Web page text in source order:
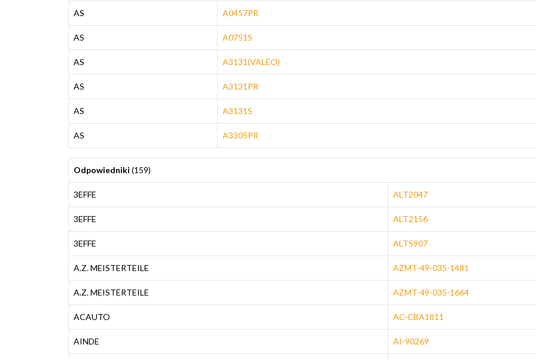
AS A0457PR
AS A0751S
AS A3131(VALEO)
AS A3131PR
AS A3131S
AS A3305PR
Odpowiedniki (159)
3EFFE ALT2047
3EFFE ALT2156
3EFFE ALTS907
A.Z. MEISTERTEILE AZMT-49-035-1481
A.Z. MEISTERTEILE AZMT-49-035-1664
ACAUTO AC-CBA1811
AINDE AI-90269